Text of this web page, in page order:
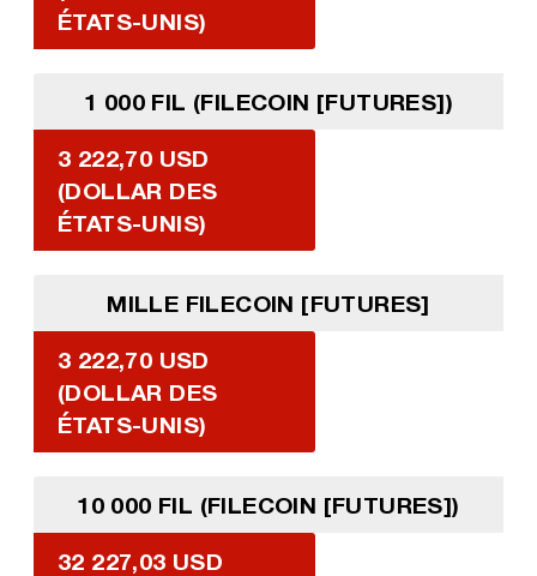
ÉTATS-UNIS)
1 000 FIL (FILECOIN [FUTURES])
3 222,70 USD
(DOLLAR DES
ÉTATS-UNIS)
MILLE FILECOIN [FUTURES]
3 222,70 USD
(DOLLAR DES
ÉTATS-UNIS)
10 000 FIL (FILECOIN [FUTURES])
32 227,03 USD